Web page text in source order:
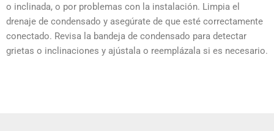
o inclinada, o por problemas con la instalación. Limpia el
drenaje de condensado y asegúrate de que esté correctamente
conectado. Revisa la bandeja de condensado para detectar
grietas o inclinaciones y ajústala o reemplázala si es necesario.